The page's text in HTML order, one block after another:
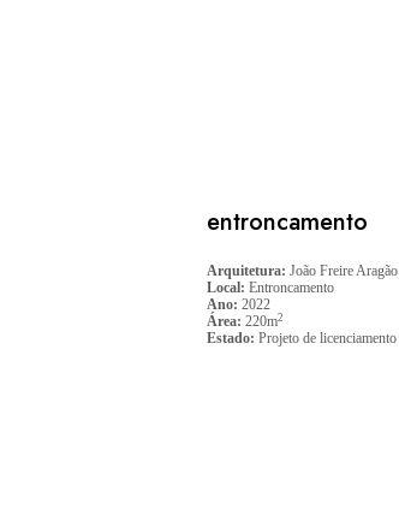
entroncamento
Arquitetura: João Freire Aragão
Local: Entroncamento
Ano: 2022
Área: 220m2
Estado: Projeto de licenciamento